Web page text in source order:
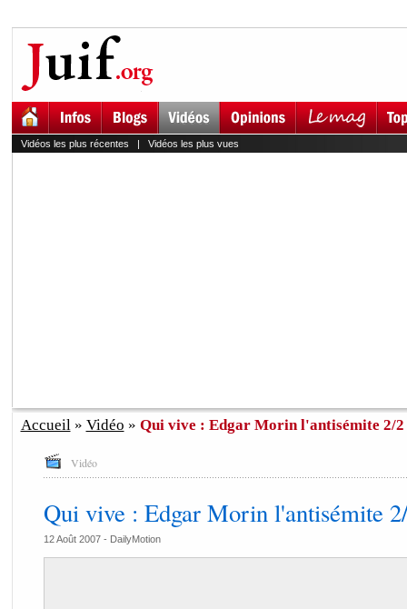
Vidéos les plus récentes | Vidéos les plus vues
Accueil» Vidéo » Qui vive : Edgar Morin l'antisémite 2/2
Vidéo
Qui vive : Edgar Morin l'antisémite
12 Août 2007 - DailyMotion